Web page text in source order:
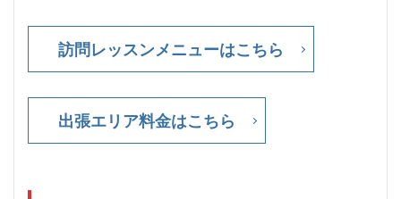
訪問レッスンメニューはこちら
出張エリア料金はこちら